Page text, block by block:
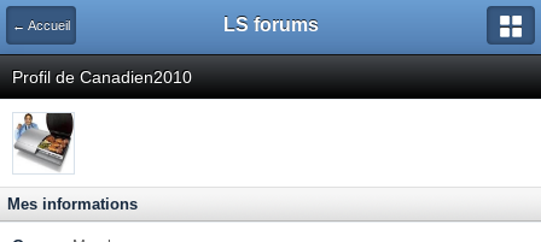
← Accueil LS forums
Profil de Canadien2010
Mes informations